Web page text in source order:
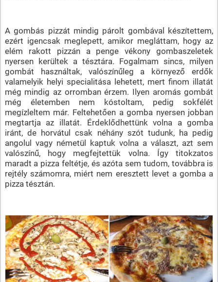
A gombás pizzát mindig párolt gombával készítettem,
ezért igencsak meglepett, amikor megláttam, hogy az
elém rakott pizzán a penge vékony gombaszeletek
nyersen kerültek a tésztára. Fogalmam sincs, milyen
gombát használtak, valószínűleg a környező erdők
valamelyik helyi specialitása lehetett, mert finom illatát
még mindig az orromban érzem. Ilyen aromás gombát
még életemben nem kóstoltam, pedig sokfélét
megízleltem már. Feltehetően a gomba nyersen jobban
megtartja az illatát. Érdeklődhettünk volna a gomba
iránt, de horvátul csak néhány szót tudunk, ha pedig
angolul vagy németül kaptuk volna a választ, azt sem
valószínű, hogy megfejtettük volna. Így titokzatos
maradt a pizza feltétje, és azóta sem tudom, továbbra is
rejtély számomra, miért nem eresztett levet a gomba a
pizza tésztán.